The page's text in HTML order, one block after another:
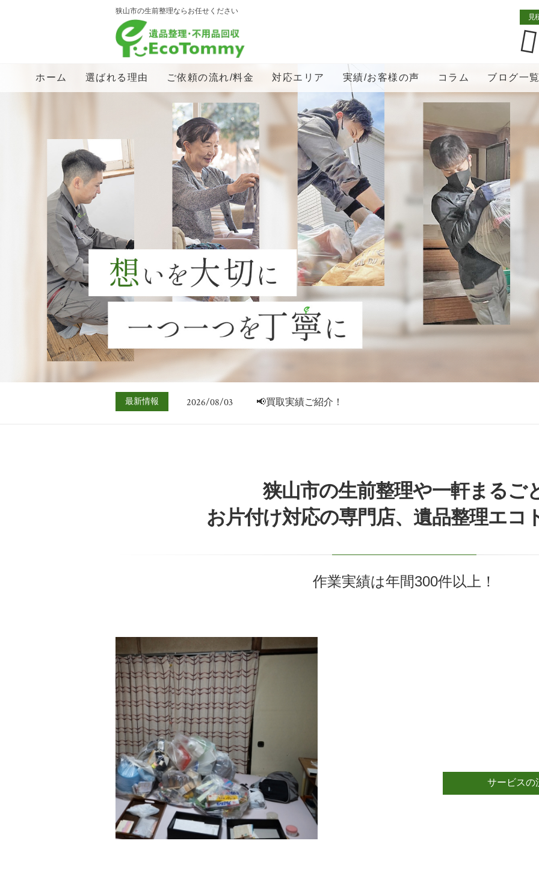
狭山市の生前整理ならお任せください
見
ホーム 選ばれる理由 ご依頼の流れ/料金 対応エリア 実績/お客様の声 コラム ブログ一
最新情報
2026/07/06 📢買取実績ご紹介！
2026/08/03 📢買取実績ご紹介！
2026/07/27 📢買取実績ご紹介！
📢買取実績ご紹介！
狭山市の生前整理や一軒まるご
お片付け対応の専門店、遺品整理エコ
作業実績は年間300件以上！
サービスの